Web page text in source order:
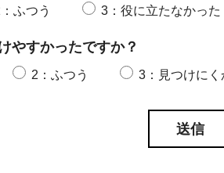
ふつう 3：役に立たなかった
やすかったですか？
2：ふつう 3：見つけにく